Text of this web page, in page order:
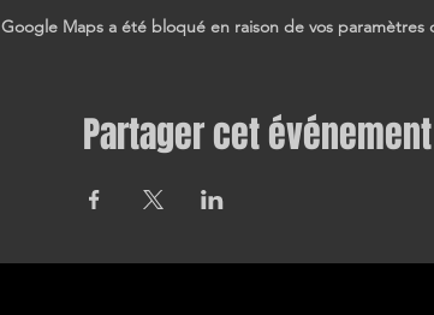
Google Maps a été bloqué en raison de vos
Partager cet événement